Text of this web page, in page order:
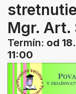
Mgr. Art.
Termín: od
11:00